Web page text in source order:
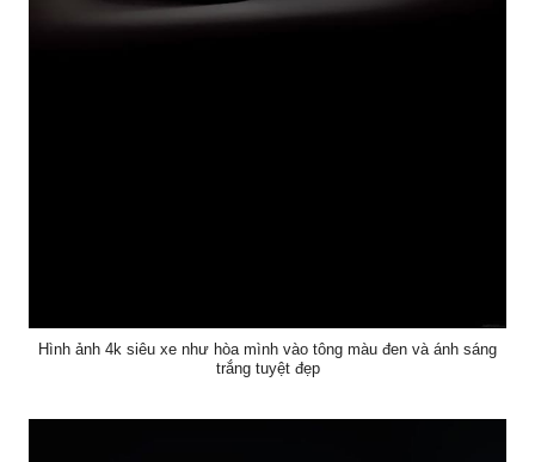
Hình ảnh 4k siêu xe như hòa mình vào tông màu đen và ánh sáng
trắng tuyệt đẹp